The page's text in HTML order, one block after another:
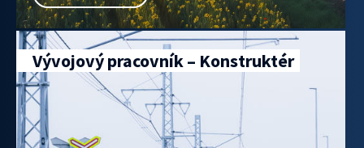
Vývojový pracovník – Konstruktér